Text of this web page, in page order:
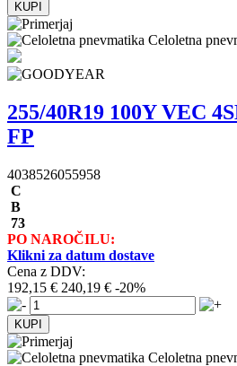
Celoletna
255/40R19 100Y VEC
FP
4038526055958
C
B
73
PO NAROČILU:
Klikni za datum dostave
Cena z DDV:
192,15 € 240,19 € -20%
Celoletna